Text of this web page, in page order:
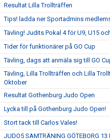
Resultat Lilla Trollträffen
Tips! ladda ner Sportadmins
Tävling! Judits Pokal 4 för U9, U15
Tider för funktionärer på GO Cup
Tävling, dags att anmäla sig till GO
Tävling, Lilla Trollträffen och Lilla
Oktober
Resultat Gothenburg Judo Open
Lycka till på Gothenburg Judo Open!
Stort tack till Carlos Vales!
JUDO5 SAMTRÄNING GÖTEBORG 13